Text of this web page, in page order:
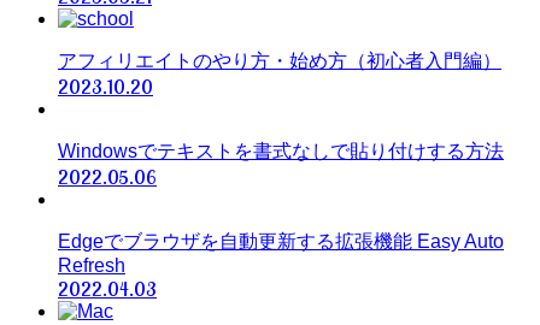
アフィリエイトのやり方・始め方（初心者入門編）
2023.10.20
Windowsでテキストを書式なしで貼り付けする方法
2022.05.06
Edgeでブラウザを自動更新する拡張機能 Easy Auto
Refresh
2022.04.03